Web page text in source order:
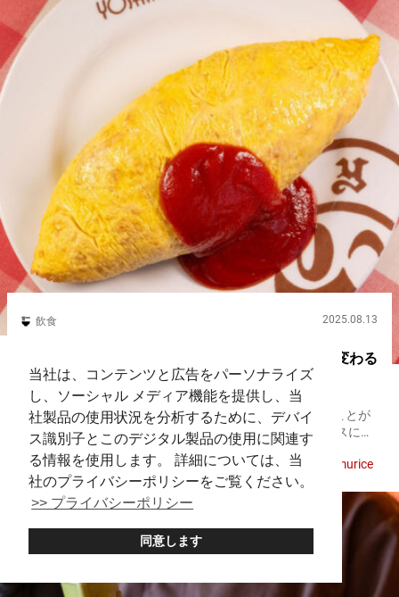
当社は、コンテンツと広告をパーソナライズ
し、ソーシャル メディア機能を提供し、当
社製品の使用状況を分析するために、デバイ
ス識別子とこのデジタル製品の使用に関連す
る情報を使用します。 詳細については、当
社のプライバシーポリシーをご覧ください。
>> プライバシーポリシー
同意します
飲食 2025.08.13
東京で食べるべき名店オムライスたち ソースで変わる
その味わい
日本を旅すると、洋食と呼ばれる料理ジャンルに出会うことが
あります。 日本の洋食とは、海外で生まれた料理をベースにし
ながら、日本人の味覚に合わせて独自に進化したスタイルの料
理。 明治時代に西洋文化が流入したことをきっかけに広まり、
ハンバーグや...
秋葉原 浅草 銀座 原宿 渋谷 上野 Omurice